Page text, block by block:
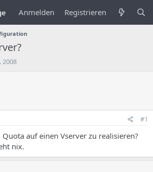
Anmelden Registrieren
2008
#1
auf einen Vserver zu realisieren?
nix.